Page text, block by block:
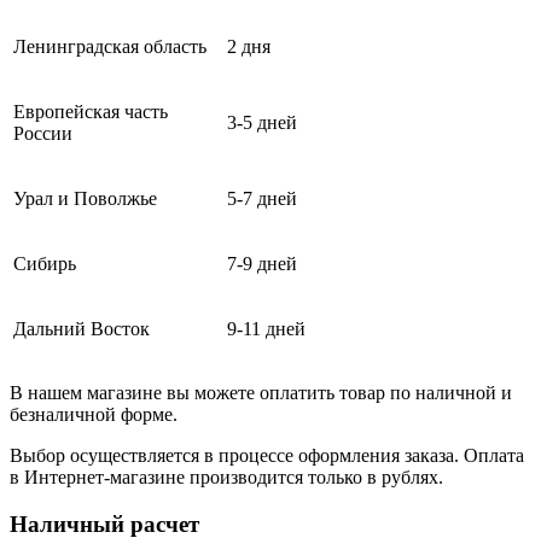
Ленинградская область 2 дня
Европейская часть
России
3-5 дней
Урал и Поволжье 5-7 дней
Сибирь 7-9 дней
Дальний Восток 9-11 дней
В нашем магазине вы можете оплатить товар по наличной и
безналичной форме.
Выбор осуществляется в процессе оформления заказа. Оплата
в Интернет-магазине производится только в рублях.
Наличный расчет